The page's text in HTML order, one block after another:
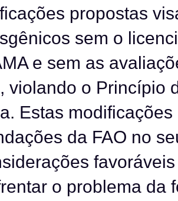
propostas
sem o
e sem as
violando o Princípio
Estas
da FAO no
o problema da